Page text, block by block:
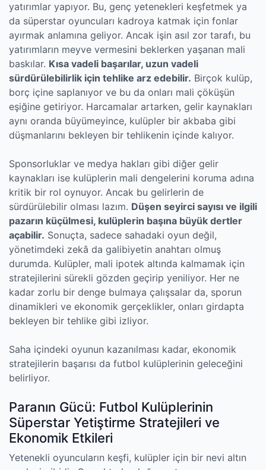
yatırımlar yapıyor. Bu, genç yetenekleri keşfetmek ya
da süperstar oyuncuları kadroya katmak için fonlar
ayırmak anlamına geliyor. Ancak işin asıl zor tarafı, bu
yatırımların meyve vermesini beklerken yaşanan mali
baskılar. Kısa vadeli başarılar, uzun vadeli
sürdürülebilirlik için tehlike arz edebilir. Birçok kulüp,
borç içine saplanıyor ve bu da onları mali çöküşün
eşiğine getiriyor. Harcamalar artarken, gelir kaynakları
aynı oranda büyümeyince, kulüpler bir akbaba gibi
düşmanlarını bekleyen bir tehlikenin içinde kalıyor.
Sponsorluklar ve medya hakları gibi diğer gelir
kaynakları ise kulüplerin mali dengelerini koruma adına
kritik bir rol oynuyor. Ancak bu gelirlerin de
sürdürülebilir olması lazım. Düşen seyirci sayısı ve ilgili
pazarın küçülmesi, kulüplerin başına büyük dertler
açabilir. Sonuçta, sadece sahadaki oyun değil,
yönetimdeki zekâ da galibiyetin anahtarı olmuş
durumda. Kulüpler, mali ipotek altında kalmamak için
stratejilerini sürekli gözden geçirip yeniliyor. Her ne
kadar zorlu bir denge bulmaya çalışsalar da, sporun
dinamikleri ve ekonomik gerçeklikler, onları girdapta
bekleyen bir tehlike gibi izliyor.
Saha içindeki oyunun kazanılması kadar, ekonomik
stratejilerin başarısı da futbol kulüplerinin geleceğini
belirliyor.
Paranın Gücü: Futbol Kulüplerinin
Süperstar Yetiştirme Stratejileri ve
Ekonomik Etkileri
Yetenekli oyuncuların keşfi, kulüpler için bir nevi altın